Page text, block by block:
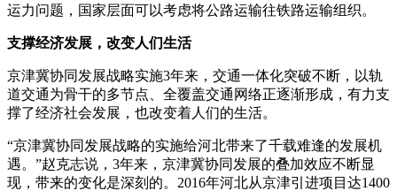
运力问题，国家层面可以考虑将公路运输往铁路运输组织。
支撑经济发展，改变人们生活
京津冀协同发展战略实施3年来，交通一体化突破不断，以轨
道交通为骨干的多节点、全覆盖交通网络正逐渐形成，有力支
撑了经济社会发展，也改变着人们的生活。
“京津冀协同发展战略的实施给河北带来了千载难逢的发展机
遇。”赵克志说，3年来，京津冀协同发展的叠加效应不断显
现，带来的变化是深刻的。2016年河北从京津引进项目达1400